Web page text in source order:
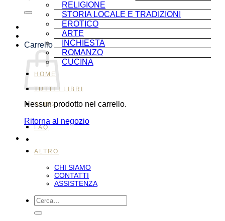
Carrello
Nessun prodotto nel carrello.
Ritorna al negozio
RELIGIONE
STORIA LOCALE E TRADIZIONI
EROTICO
ARTE
INCHIESTA
ROMANZO
CUCINA
HOME
TUTTI I LIBRI
BLOG
FAQ
ALTRO
CHI SIAMO
CONTATTI
ASSISTENZA
Cerca: